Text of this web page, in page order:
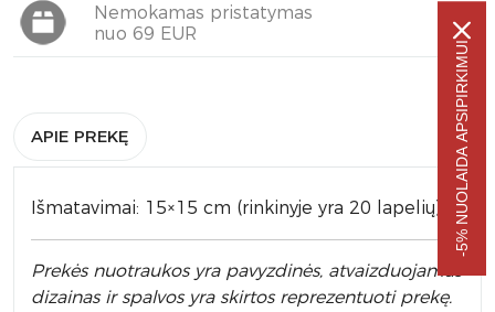
Nemokamas pristatymas
nuo 69 EUR
APIE PREKĘ
Išmatavimai: 15×15 cm (rinkinyje yra 20 lapelių).
Prekės nuotraukos yra pavyzdinės, atvaizduojamas
dizainas ir spalvos yra skirtos reprezentuoti prekę.
-5% NUOLAIDA APSIPIRKIMUI